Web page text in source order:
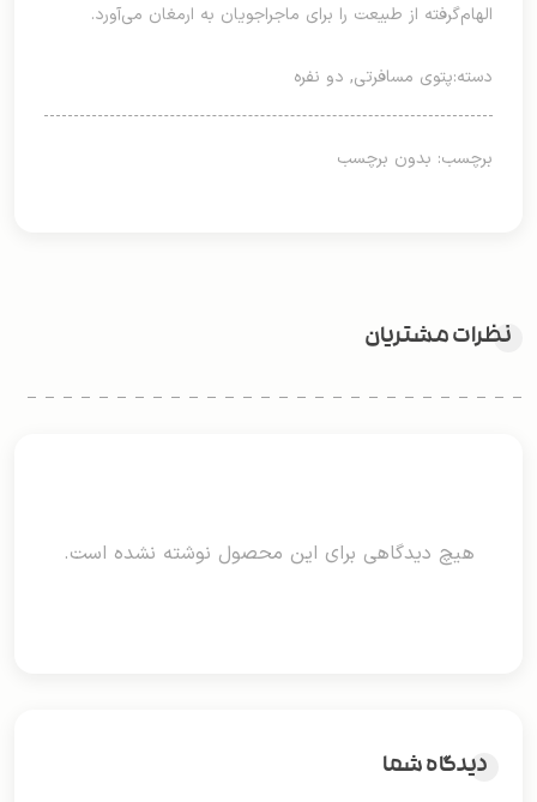
الهام‌گرفته از طبیعت را برای ماجراجویان به ارمغان می‌آورد.
دسته:پتوی مسافرتی, دو نفره
برچسب: بدون برچسب
نظرات مشتریان
هیچ دیدگاهی برای این محصول نوشته نشده است.
دیدگاه شما